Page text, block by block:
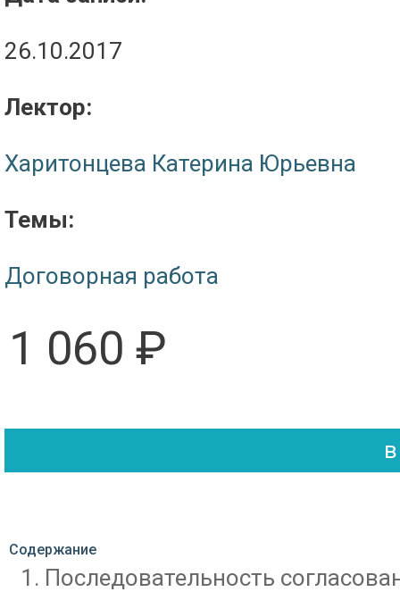
26.10.2017
Лектор:
Харитонцева Катерина Юрьевна
Темы:
Договорная работа
1 060 ₽
Содержание
Последовательность